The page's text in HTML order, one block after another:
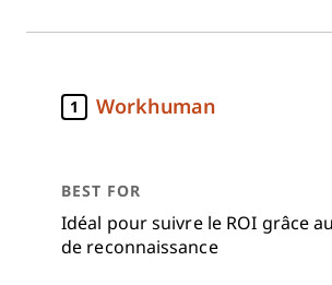
1 Workhuman
Idéal pour suivre le ROI grâce
de reconnaissance